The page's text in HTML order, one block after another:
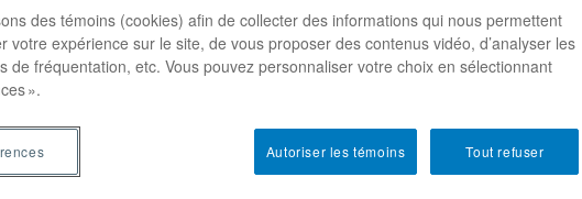
et fédération : dissiper les
des témoins (cookies) afin de collecter des informations qui nous permettent
votre expérience sur le site, de vous proposer des contenus vidéo, d’analyser les
de fréquentation, etc. Vous pouvez personnaliser votre choix en sélectionnant
».
Tout refuser
Autoriser les témoins